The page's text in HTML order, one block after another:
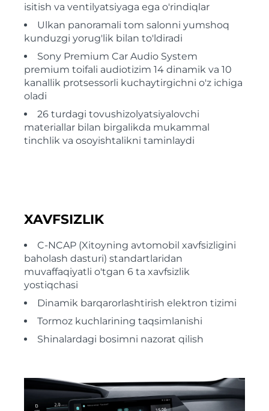
isitish va ventilyatsiyaga ega o'rindiqlar
Ulkan panoramali tom salonni yumshoq
kunduzgi yorug'lik bilan to'ldiradi
Sony Premium Car Audio System
premium toifali audiotizim 14 dinamik va 10
kanallik protsessorli kuchaytirgichni o'z ichiga
oladi
26 turdagi tovushizolyatsiyalovchi
materiallar bilan birgalikda mukammal
tinchlik va osoyishtalikni taminlaydi
XAVFSIZLIK
C-NCAP (Xitoyning avtomobil xavfsizligini
baholash dasturi) standartlaridan
muvaffaqiyatli o'tgan 6 ta xavfsizlik
yostiqchasi
Dinamik barqarorlashtirish elektron tizimi
Tormoz kuchlarining taqsimlanishi
Shinalardagi bosimni nazorat qilish